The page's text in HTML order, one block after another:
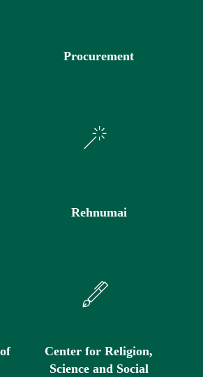
Procurement
Rehnumai
Center for Religion,
Science and Social